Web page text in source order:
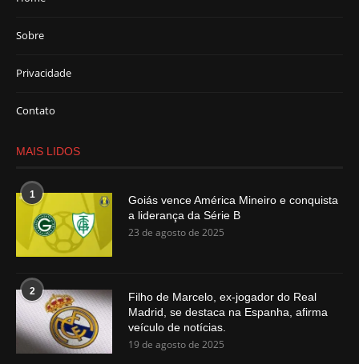
Sobre
Privacidade
Contato
MAIS LIDOS
1
Goiás vence América Mineiro e conquista
a liderança da Série B
23 de agosto de 2025
2
Filho de Marcelo, ex-jogador do Real
Madrid, se destaca na Espanha, afirma
veículo de notícias.
19 de agosto de 2025